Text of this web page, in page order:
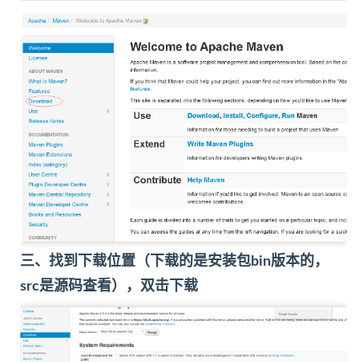
三、找到下载位置（下载的是安装包bin版本的，
src是源码查看），双击下载